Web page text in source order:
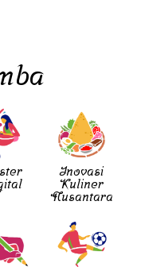
Inovasi
Kuliner
Nusantara